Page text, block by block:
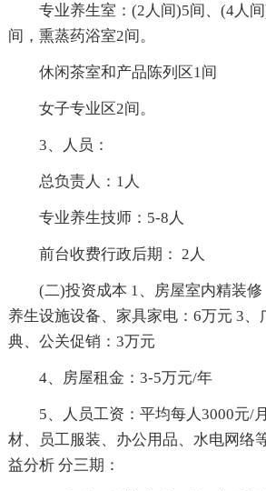
专业养生室：(2人间)5间、(4人
间，熏蒸药浴室2间。
休闲茶室和产品陈列区1间
女子专业区2间。
3、人员：
总负责人：1人
专业养生技师：5-8人
前台收费行政后期： 2人
(二)投资成本 1、房屋室内精装
养生设施设备、家具家电：6万元 3
典、公关促销：3万元
4、房屋租金：3-5万元/年
5、人员工资：平均每人3000元/
材、员工服装、办公用品、水电网络
益分析 分三期：